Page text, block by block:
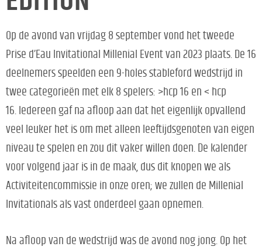
Op de avond van vrijdag 8 september vond het tweede
Prise d’Eau Invitational Millenial Event van 2023 plaats. De 16
deelnemers speelden een 9-holes stableford wedstrijd in
twee categorieën met elk 8 spelers: >hcp 16 en < hcp
16. Iedereen gaf na afloop aan dat het eigenlijk opvallend
veel leuker het is om met alleen leeftijdsgenoten van eigen
niveau te spelen en zou dit vaker willen doen. De kalender
voor volgend jaar is in de maak, dus dit knopen we als
Activiteitencommissie in onze oren; we zullen de Millenial
Invitationals als vast onderdeel gaan opnemen.
Na afloop van de wedstrijd was de avond nog jong. Op het